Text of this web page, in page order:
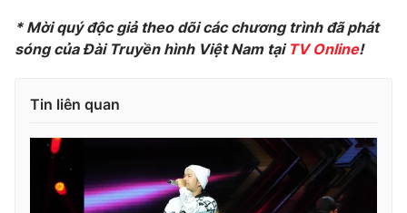
Theo dõi báo trên
* Mời quý độc giả theo dõi các chương trình đã phát
sóng của Đài Truyền hình Việt Nam tại TV Online!
Tin liên quan